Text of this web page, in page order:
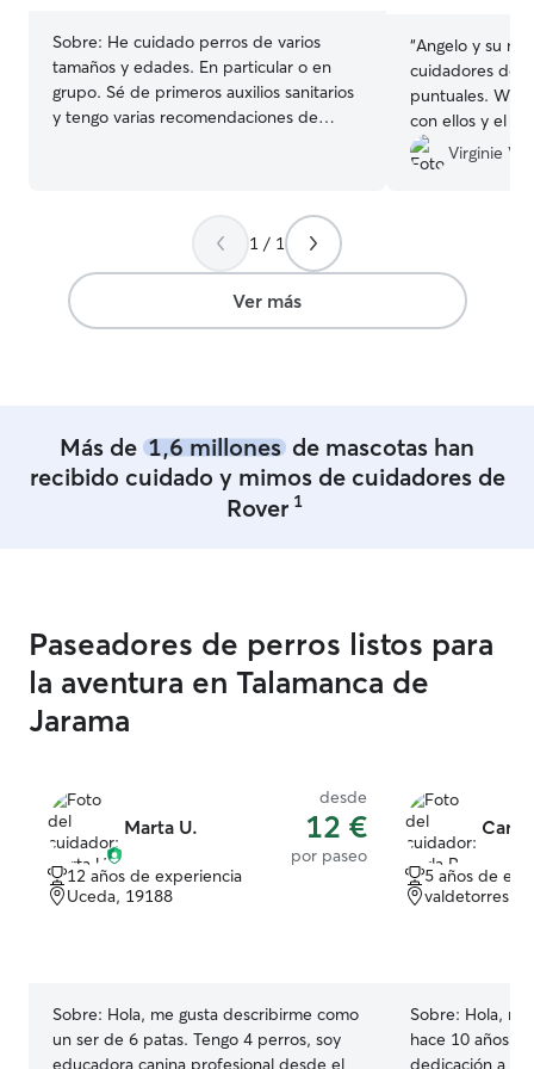
Sobre: He cuidado perros de varios
tamaños y edades. En particular o en
grupo. Sé de primeros auxilios sanitarios
y tengo varias recomendaciones de
labor teniendo también mucha mano en
el cuidado de perros y dedicación sobre
propias. Tienen toda la libertad de
movimiento y duermen dentro de casa.
“Angelo y su
cuidadores de
puntuales.
con ellos y el
encantado,
quedaba! Les
Virginie V.
1 / 1
Ver más
Más de 1,6 millones de mascotas han
recibido cuidado y mimos de cuidadores de
Rover 1
Paseadores de perros listos para
la aventura en Talamanca de
Jarama
Marta U.
desde
12 €
por paseo
12 años de experiencia
Uceda, 19188
Sobre: Hola, me gusta describirme como
un ser de 6 patas. Tengo 4 perros, soy
educadora canina profesional desde el
Carla
5 años de
valdetorres
Sobre: Hola, mi
hace 10 años
dedicación a mi